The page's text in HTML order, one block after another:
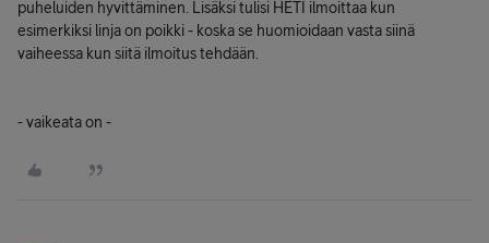
puheluiden hyvittäminen. Lisäksi tulisi HETI ilmoittaa kun
esimerkiksi linja on poikki - koska se huomioidaan vasta siinä
vaiheessa kun siitä ilmoitus tehdään.
- vaikeata on -